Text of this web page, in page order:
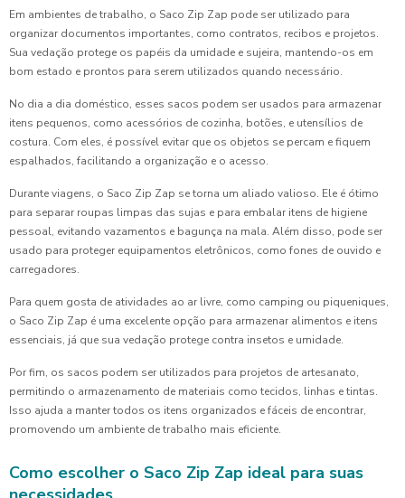
Em ambientes de trabalho, o Saco Zip Zap pode ser utilizado para
organizar documentos importantes, como contratos, recibos e projetos.
Sua vedação protege os papéis da umidade e sujeira, mantendo-os em
bom estado e prontos para serem utilizados quando necessário.
No dia a dia doméstico, esses sacos podem ser usados para armazenar
itens pequenos, como acessórios de cozinha, botões, e utensílios de
costura. Com eles, é possível evitar que os objetos se percam e fiquem
espalhados, facilitando a organização e o acesso.
Durante viagens, o Saco Zip Zap se torna um aliado valioso. Ele é ótimo
para separar roupas limpas das sujas e para embalar itens de higiene
pessoal, evitando vazamentos e bagunça na mala. Além disso, pode ser
usado para proteger equipamentos eletrônicos, como fones de ouvido e
carregadores.
Para quem gosta de atividades ao ar livre, como camping ou piqueniques,
o Saco Zip Zap é uma excelente opção para armazenar alimentos e itens
essenciais, já que sua vedação protege contra insetos e umidade.
Por fim, os sacos podem ser utilizados para projetos de artesanato,
permitindo o armazenamento de materiais como tecidos, linhas e tintas.
Isso ajuda a manter todos os itens organizados e fáceis de encontrar,
promovendo um ambiente de trabalho mais eficiente.
Como escolher o Saco Zip Zap ideal para suas